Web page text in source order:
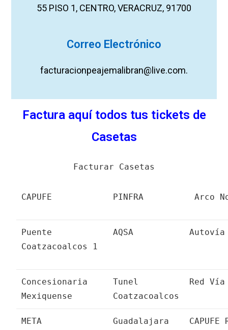
55 PISO 1, CENTRO, VERACRUZ, 91700
Correo Electrónico
facturacionpeajemalibran@live.com.
Factura aquí todos tus tickets de
Casetas
Facturar Casetas
CAPUFE PINFRA Arco
Puente
Coatzacoalcos 1
AQSA Autovía
Concesionaria
Mexiquense
Tunel
Coatzacoalcos
Red
META
Guadalajara
CAPUFE